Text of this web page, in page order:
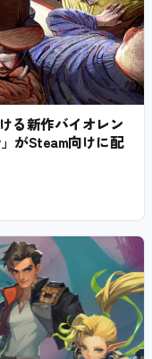
る新作バイオレン
がSteam向けに配